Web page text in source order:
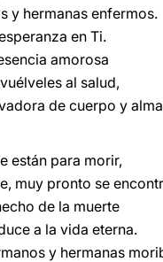
y hermanas enfermos.
en Ti.
amorosa
al salud,
de cuerpo y
están para morir,
muy pronto se
de la muerte
a la vida eterna.
y hermanas